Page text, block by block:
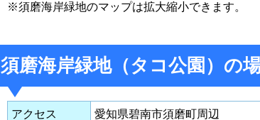
※須磨海岸緑地のマップは拡大縮小できます。
須磨海岸緑地（タコ公園）の
アクセス 愛知県碧南市須磨町周辺